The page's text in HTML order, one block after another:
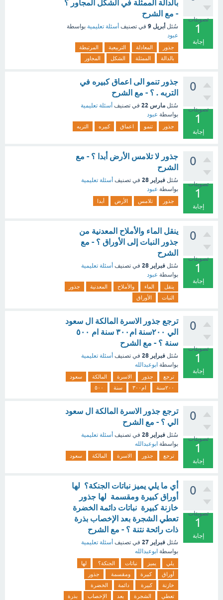
تصويتات
1
إجابة
بالدالة الممثلة في الشكل المجاور ؟
- مع الشرح
سُئل أبريل 9 في تصنيف أسئلة تعليمية بواسطة
عبود
جذور المعادلة التربيعية
المرتبطة
بالدالة
الممثلة الشكل المجاور
0
تصويتات
1
إجابة
جذور تنمو الى اعماق كبيره في
التربه . ؟ - مع الشرح
سُئل مارس 22 في تصنيف أسئلة تعليمية
بواسطة عبود
جذور تنمو اعماق كبيره التربه
0
تصويتات
1
إجابة
جذور لا تلامس الأرض أبدا ؟ - مع
الشرح
سُئل فبراير 28 في تصنيف أسئلة تعليمية
بواسطة عبود
جذور تلامس الأرض أبدا
0
تصويتات
1
إجابة
ينقل الماء والأملاح المعدنية من
جذور النبات إلى الأوراق ؟ - مع
الشرح
سُئل فبراير 28 في تصنيف أسئلة تعليمية
بواسطة عبود
ينقل الماء والأملاح المعدنية
جذور
النبات
الأوراق
0
تصويتات
1
إجابة
ترجع جذور الاسرة المالكة ال سعود
الي ٢٠٠سنة ام٣٠٠ سنة ام ٥٠٠
سنة ؟ - مع الشرح
سُئل فبراير 28 في تصنيف أسئلة تعليمية
بواسطة ابوعبدالله
ترجع جذور الاسرة المالكة
سعود
٢٠٠سنة
ام٣٠٠ سنة ٥٠٠
0
تصويتات
1
إجابة
ترجع جذور الاسرة المالكة ال سعود
الي ؟ - مع الشرح
سُئل فبراير 28 في تصنيف أسئلة تعليمية
بواسطة ابوعبدالله
ترجع جذور الاسرة المالكة سعود
0
تصويتات
1
إجابة
أي ما يلي يميز نباتات الجنكة؟ لها
أوراق كبيرة ومقسمة لها جذور
خازنة كبيرة نباتات دائمة الخضرة
تعطي الشجرة بعد الإخصاب بذرة
ذات رائحة نتنة ؟ - مع الشرح
سُئل فبراير 27 في تصنيف أسئلة تعليمية
بواسطة ابوعبدالله
يلي يميز نباتات الجنكة؟
لها
أوراق
كبيرة ومقسمة
جذور
خازنة
كبيرة دائمة
الخضرة
تعطي
الشجرة بعد الإخصاب
بذرة